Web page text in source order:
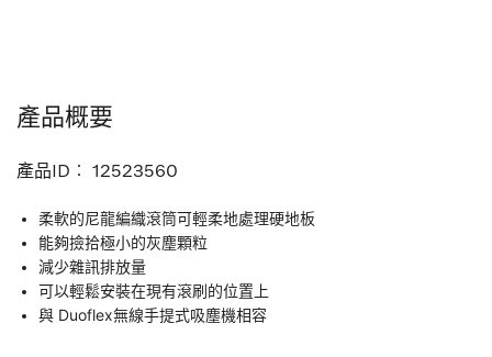
產品概要
產品ID︰ 12523560
柔軟的尼龍編織滾筒可輕柔地處理硬地板
能夠撿拾極小的灰塵顆粒
減少雜訊排放量
可以輕鬆安裝在現有滾刷的位置上
與 Duoflex無線手提式吸塵機相容